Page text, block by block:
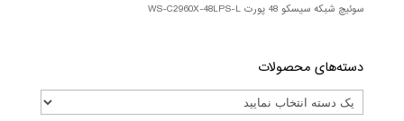
سوئیچ شبکه سیسکو 48 پورت WS-C2960X-48LPS-L
دسته‌های محصولات